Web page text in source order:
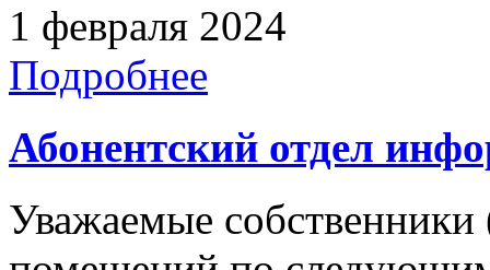
1 февраля 2024
Подробнее
Абонентский отдел
Уважаемые